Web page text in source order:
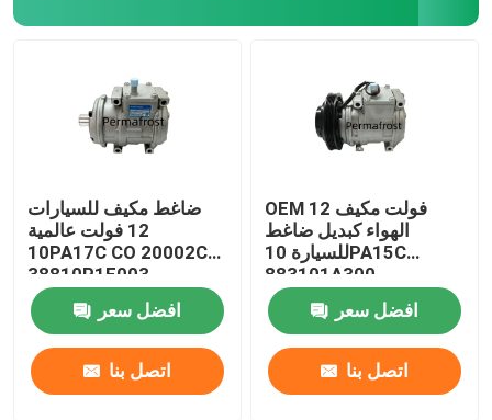
ضاغط مكيف للسيارات
12 فولت عالمية
10PA17C CO 20002C
38810P1E003
افضل سعر
اتصل بنا
OEM 12 فولت مكيف
الهواء كبديل ضاغط
للسيارة 10PA15C
883101A300
افضل سعر
اتصل بنا